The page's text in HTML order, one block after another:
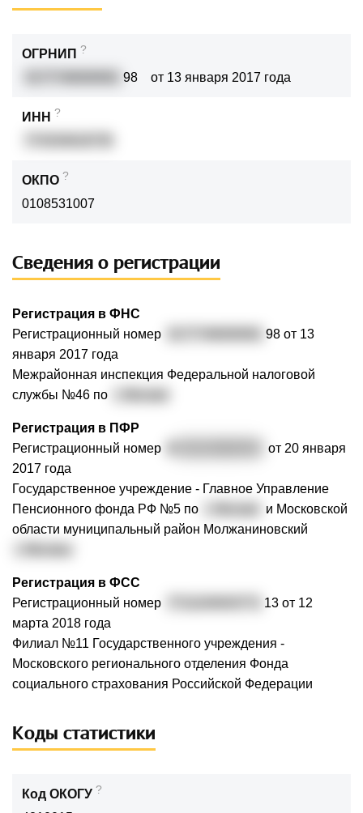
ОГРНИП ?
98 от 13 января 2017 года
ИНН ?
ОКПО ?
0108531007
Сведения о регистрации
Регистрация в ФНС
Регистрационный номер
98 от 13
января 2017 года
Межрайонная инспекция Федеральной налоговой
службы №46 по
Регистрация в ПФР
Регистрационный номер
от 20 января
2017 года
Государственное учреждение - Главное Управление
Пенсионного фонда РФ №5 по
и Московской
области муниципальный район Молжаниновский
Регистрация в ФСС
Регистрационный номер
13 от 12
марта 2018 года
Филиал №11 Государственного учреждения -
Московского регионального отделения Фонда
социального страхования Российской Федерации
Коды статистики
Код ОКОГУ ?